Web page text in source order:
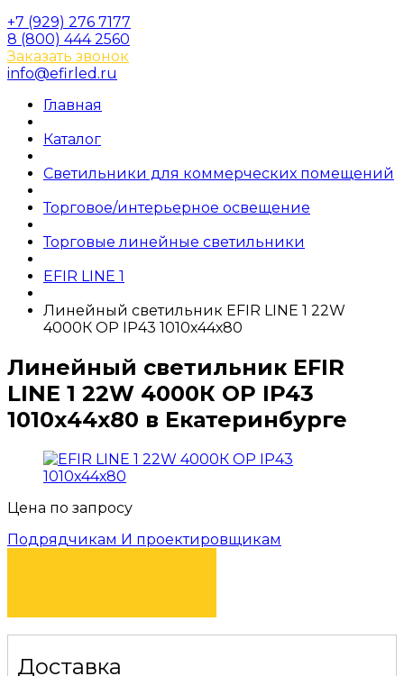
+7 (929) 276 7177
8 (800) 444 2560
Заказать звонок
info@efirled.ru
Главная
Каталог
Светильники для коммерческих помещений
Торговое/интерьерное освещение
Торговые линейные светильники
EFIR LINE 1
Линейный светильник EFIR LINE 1 22W
4000К OP IP43 1010х44х80
Линейный светильник EFIR
LINE 1 22W 4000К OP IP43
1010х44х80 в Екатеринбурге
Цена по запросу
Подрядчикам И проектировщикам
Доставка